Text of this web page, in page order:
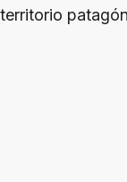
territorio